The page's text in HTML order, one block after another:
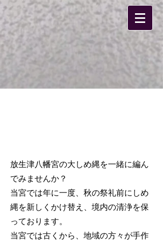
放生津八幡宮の大しめ縄を一緒に編ん
でみませんか？
当宮では年に一度、秋の祭礼前にしめ
縄を新しくかけ替え、境内の清浄を保
っております。
当宮では古くから、地域の方々が手作